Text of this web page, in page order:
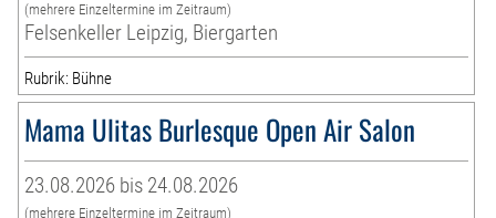
(mehrere Einzeltermine im Zeitraum)
Felsenkeller Leipzig, Biergarten
Rubrik: Bühne
Mama Ulitas Burlesque Open Air Salon
23.08.2026 bis 24.08.2026
(mehrere Einzeltermine im Zeitraum)